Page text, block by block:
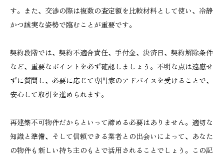
す。また、交渉の際は複数の査定額を比較材料として使い、冷静
かつ誠実な姿勢で臨むことが重要です。
契約段階では、契約不適合責任、手付金、決済日、契約解除条件
など、重要なポイントを必ず確認しましょう。不明な点は遠慮せ
ずに質問し、必要に応じて専門家のアドバイスを受けることで、
安心して取引を進められます。
再建築不可物件だからといって諦める必要はありません。適切な
知識と準備、そして信頼できる業者との出会いによって、あなた
の物件も新しい持ち主のもとで活用されることでしょう。この記